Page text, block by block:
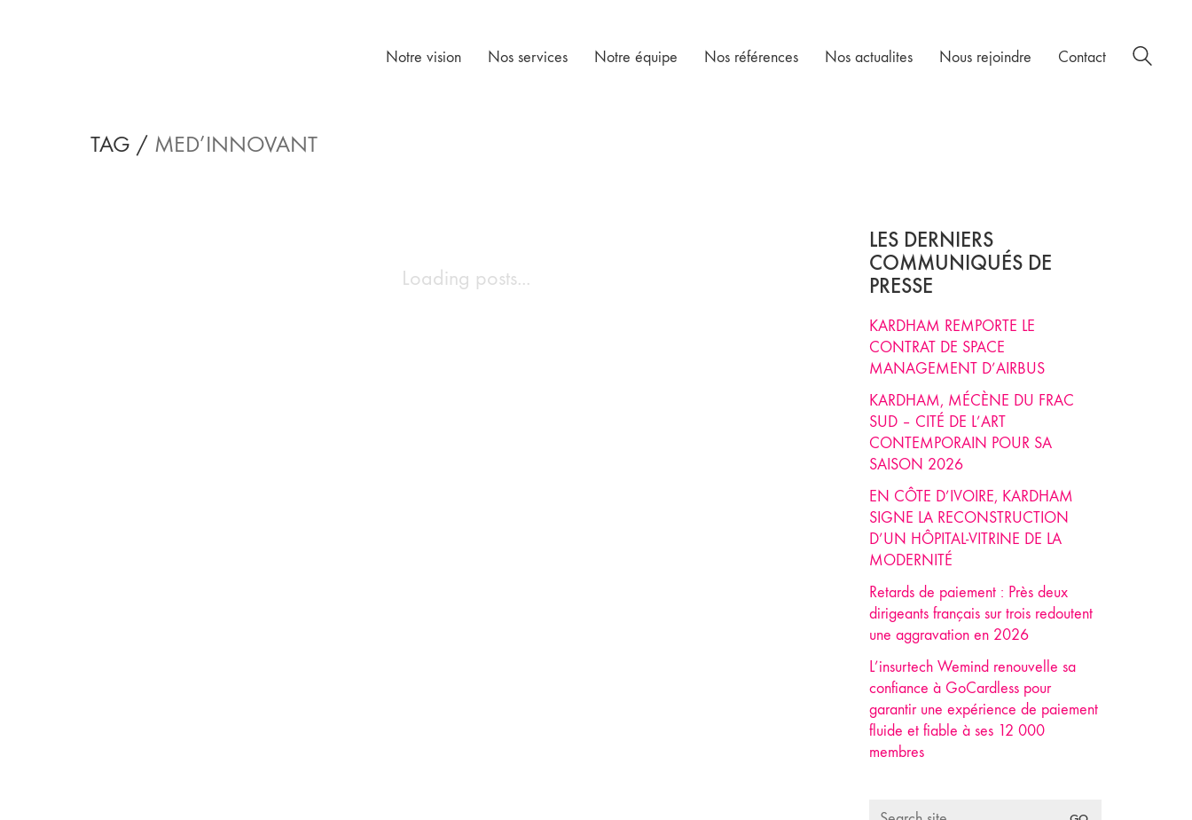
Notre vision Nos services Notre équipe Nos références Nos actualites Nous rejoindre Contact
TAG / MED’INNOVANT
Loading posts...
LES DERNIERS
COMMUNIQUÉS DE
PRESSE
KARDHAM REMPORTE LE
CONTRAT DE SPACE
MANAGEMENT D’AIRBUS
KARDHAM, MÉCÈNE DU FRAC
SUD – CITÉ DE L’ART
CONTEMPORAIN POUR SA
SAISON 2026
EN CÔTE D’IVOIRE, KARDHAM
SIGNE LA RECONSTRUCTION
D’UN HÔPITAL-VITRINE DE LA
MODERNITÉ
Retards de paiement : Près deux
dirigeants français sur trois redoutent
une aggravation en 2026
L’insurtech Wemind renouvelle sa
confiance à GoCardless pour
garantir une expérience de paiement
fluide et fiable à ses 12 000
membres
Search